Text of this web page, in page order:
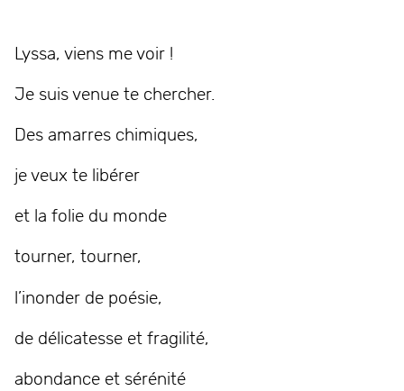
Lyssa, viens me voir !
Je suis venue te chercher.
Des amarres chimiques,
je veux te libérer
et la folie du monde
tourner, tourner,
l’inonder de poésie,
de délicatesse et fragilité,
abondance et sérénité